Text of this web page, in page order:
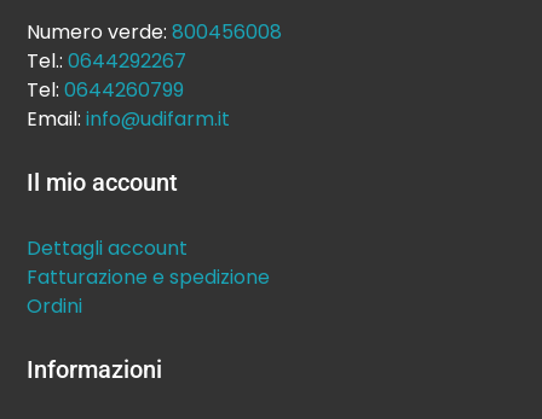
Numero verde:800456008
Tel.:0644292267
Tel:0644260799
Email:info@udifarm.it
Il mio account
Dettagli account
Fatturazione e spedizione
Ordini
Informazioni